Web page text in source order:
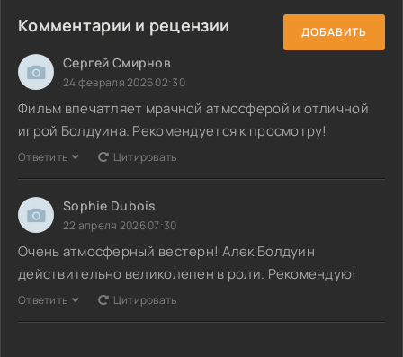
Комментарии и рецензии ДОБАВИТЬ
Сергей Смирнов
24 февраля 2026 02:30
Фильм впечатляет мрачной атмосферой и отличной
игрой Болдуина. Рекомендуется к просмотру!
Ответить Цитировать
Sophie Dubois
22 апреля 2026 07:30
Очень атмосферный вестерн! Алек Болдуин
действительно великолепен в роли. Рекомендую!
Ответить Цитировать